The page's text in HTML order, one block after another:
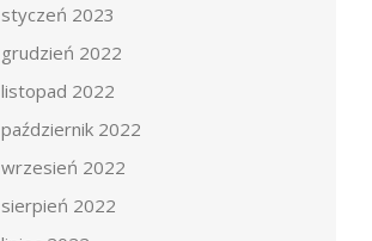
styczeń 2023
grudzień 2022
listopad 2022
październik 2022
wrzesień 2022
sierpień 2022